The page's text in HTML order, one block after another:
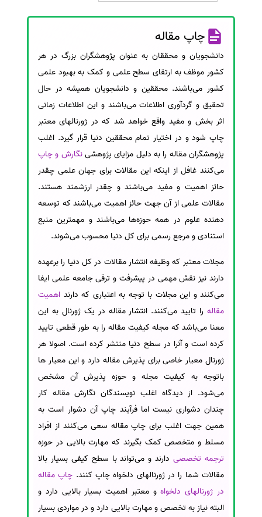
چاپ مقاله
دانشجویان و محققان به عنوان پژوهشگران بزرگ در هر
کشور موظف به ارتقای سطح علمی و کمک به بهبود علمی
کشور می‌باشند. محققین و دانشجویان همیشه در حال
تحقیق و گردآوری اطلاعات می‌باشند و این اطلاعات زمانی
اثر بخش و مفید واقع خواهد شد که در ژورنالهای معتبر
چاپ شود و در اختیار تمام محققین دنیا قرار گیرد. اغلب
پژوهشگران مقاله را به دلیل مزایای پژوهشینگارش و چاپ
می‌کنند غافل از اینکه این مقالات برای جهان علمی چقدر
حائز اهمیت و مفید می‌باشند و چقدر ارزشمند هستند.
مقالات علمی از آن جهت حائز اهمیت می‌باشند که توسعه‌
دهنده علوم در همه حوزه‌ها می‌باشند و مهمترین منبع
استنادی و مرجع رسمی برای کل دنیا محسوب می‌شوند.
مجلات معتبر که وظیفه انتشار مقالات در کل دنیا را برعهده
دارند نیز نقش مهمی در پیشرفت و ترقی جامعه علمی ایفا
می‌کنند و این مجلات با توجه به اعتباری که دارند اهمیت
مقاله را تایید می‌کنند. انتشار مقاله در یک ژورنال به این
معنا می‌باشد که مجله کیفیت مقاله را به طور قطعی تایید
کرده است و آنرا در سطح دنیا منتشر کرده است. اصولا هر
ژورنال معیار خاصی برای پذیرش مقاله دارد و این معیار ها
باتوجه به کیفیت مجله و حوزه پذیرش آن مشخص
می‌شود. از دیدگاه اغلب نویسندگان نگارش مقاله کار
چندان دشواری نیست اما فرآیند چاپ آن دشوار است به
همین جهت اغلب برای چاپ مقاله سعی می‌کنند از افراد
مسلط و متخصص کمک بگیرند که مهارت بالایی در حوزه
ترجمه تخصصیدارند و می‌تواند با سطح کیفی بسیار بالا
مقالات شما را در ژورنالهای دلخواه چاپ کنند. چاپ مقاله
در ژورنالهای دلخواهو معتبر اهمیت بسیار بالایی دارد و
البته نیاز به تخصص و مهارت بالایی دارد و در مواردی بسیار